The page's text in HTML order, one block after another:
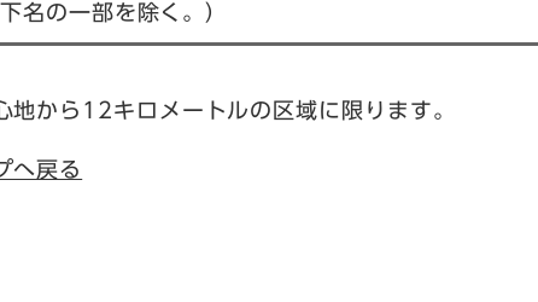
名の一部を除く。）
地から12キロメートルの区域に限ります。
へ戻る